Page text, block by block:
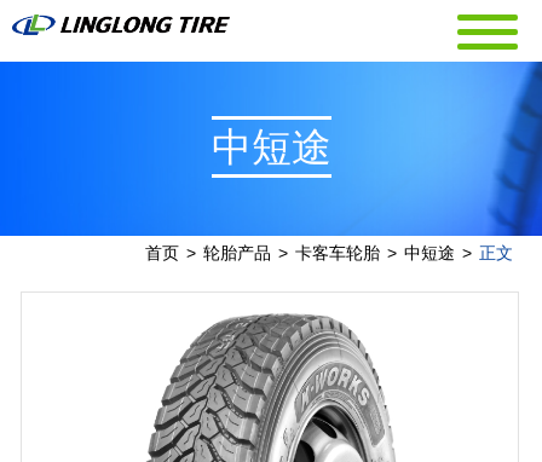
中短途
首页 > 轮胎产品 > 卡客车轮胎 > 中短途 > 正文